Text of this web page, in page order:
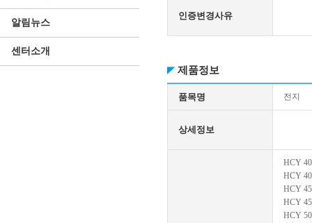
알림뉴스
센터소개
인증변경사유
제품정보
품목명 전지
상세정보
HCY
HCY
HCY
HCY
HCY